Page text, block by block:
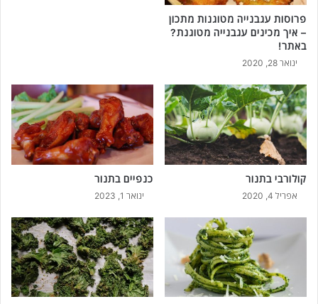
פרוסות עגבנייה מטוגנות מתכון
– איך מכינים עגבנייה מטוגנת?
באתר!
ינואר 28, 2020
קולורבי בתנור
אפריל 4, 2020
כנפיים בתנור
ינואר 1, 2023